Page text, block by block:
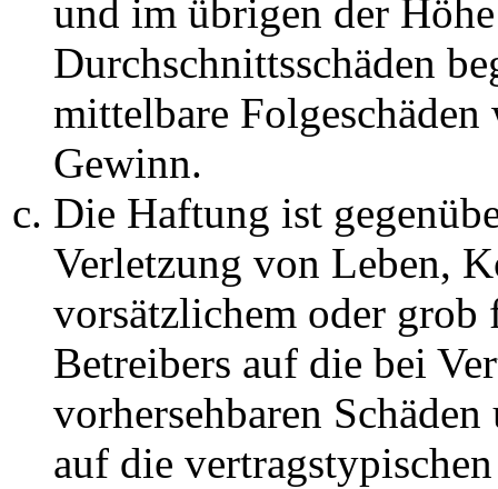
und im übrigen der
Durchschnittsschäden
mittelbare Folgeschäden
Gewinn.
Die Haftung ist
Verletzung von Leben,
vorsätzlichem oder grob
Betreibers auf die bei
vorhersehbaren
auf die